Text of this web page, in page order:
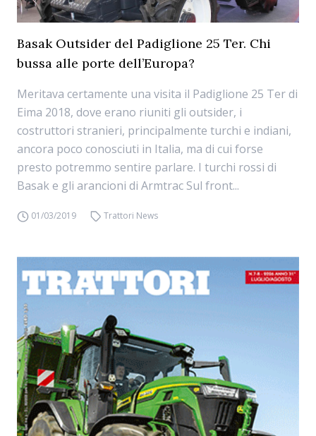
Basak Outsider del Padiglione 25 Ter. Chi
bussa alle porte dell’Europa?
Meritava certamente una visita il Padiglione 25 Ter di
Eima 2018, dove erano riuniti gli outsider, i
costruttori stranieri, principalmente turchi e indiani,
ancora poco conosciuti in Italia, ma di cui forse
presto potremmo sentire parlare. I turchi rossi di
Basak e gli arancioni di Armtrac Sul front...
01/03/2019 Trattori News